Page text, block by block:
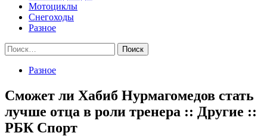
Мотоциклы
Снегоходы
Разное
Найти:
Разное
Сможет ли Хабиб Нурмагомедов стать
лучше отца в роли тренера :: Другие ::
РБК Спорт